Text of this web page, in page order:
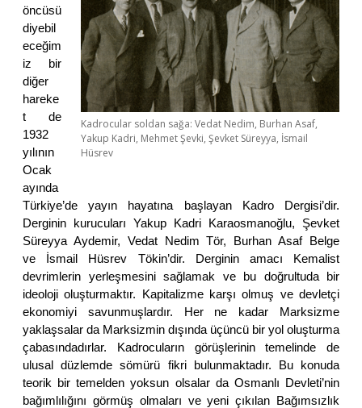
Kadrocular soldan sağa: Vedat Nedim, Burhan Asaf,
Yakup Kadri, Mehmet Şevki, Şevket Süreyya, İsmail
Hüsrev
öncüsü
diyebil
eceğim
iz bir
diğer
hareke
t de
1932
yılının
Ocak
ayında
Türkiye’de yayın hayatına başlayan Kadro Dergisi’dir.
Derginin kurucuları Yakup Kadri Karaosmanoğlu, Şevket
Süreyya Aydemir, Vedat Nedim Tör, Burhan Asaf Belge
ve İsmail Hüsrev Tökin’dir. Derginin amacı Kemalist
devrimlerin yerleşmesini sağlamak ve bu doğrultuda bir
ideoloji oluşturmaktır. Kapitalizme karşı olmuş ve devletçi
ekonomiyi savunmuşlardır. Her ne kadar Marksizme
yaklaşsalar da Marksizmin dışında üçüncü bir yol oluşturma
çabasındadırlar. Kadrocuların görüşlerinin temelinde de
ulusal düzlemde sömürü fikri bulunmaktadır. Bu konuda
teorik bir temelden yoksun olsalar da Osmanlı Devleti’nin
bağımlılığını görmüş olmaları ve yeni çıkılan Bağımsızlık